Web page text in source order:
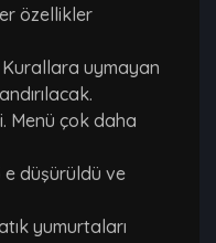
özellikler
uymayan
Menü çok daha
e düşürüldü ve
yumurtaları